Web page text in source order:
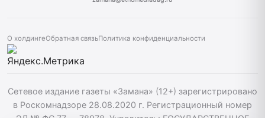
О холдингеОбратная связьПолитика конфиденциальности
Сетевое издание газеты «Замана» (12+) зарегистрировано
в Роскомнадзоре 28.08.2020 г. Регистрационный номер